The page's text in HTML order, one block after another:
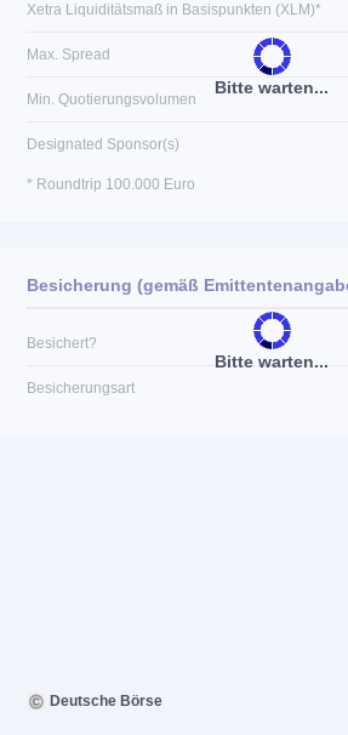
Bitte warten...
Xetra Liquiditätsmaß in Basispunkten (XLM)*
Max. Spread
Min. Quotierungsvolumen
Designated Sponsor(s)
* Roundtrip 100.000 Euro
Bitte warten...
Besicherung (gemäß
Besichert?
Besicherungsart
Deutsche Börse